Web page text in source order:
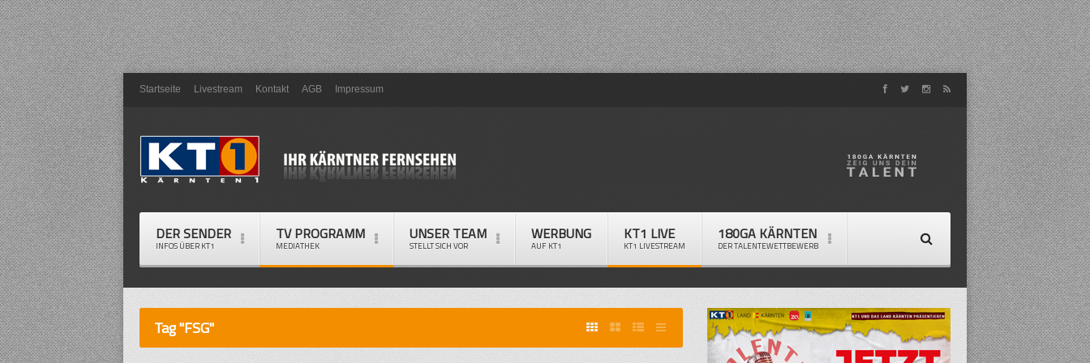
Startseite Livestream Kontakt AGB Impressum
DER SENDER
INFOS ÜBER KT1
TV PROGRAMM
MEDIATHEK
UNSER TEAM
STELLT SICH VOR
WERBUNG
AUF KT1
KT1 LIVE
KT1 LIVESTREAM
180GA KÄRNTEN
DER TALENTEWETTBEWERB
Tag "FSG"